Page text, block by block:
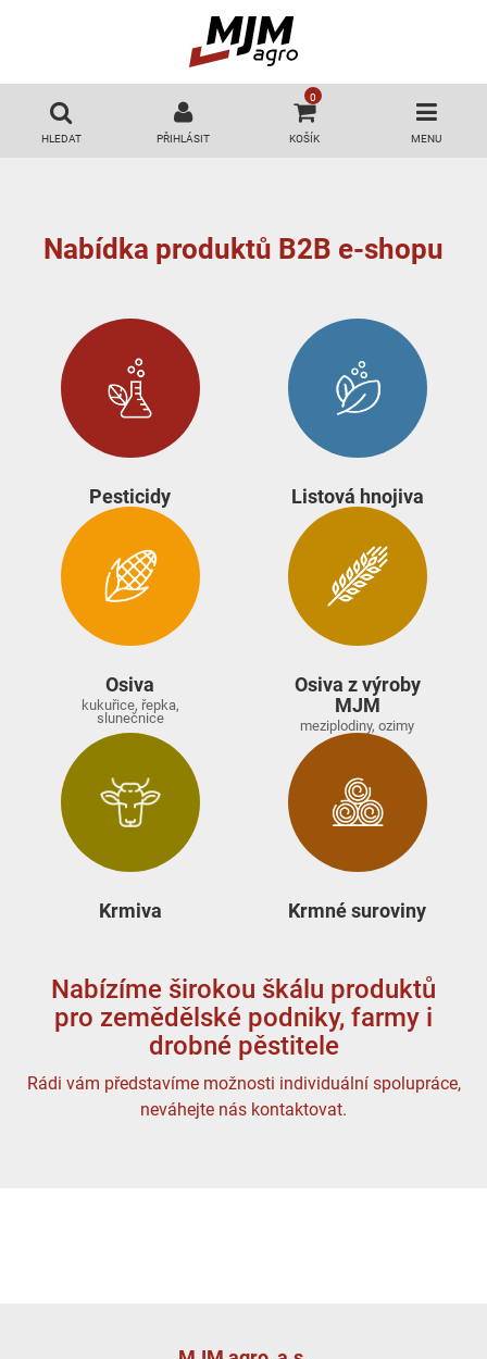
HLEDAT PŘIHLÁSIT
0
KOŠÍK MENU
E-mail:
Zapomenuté heslo
Nabídka produktů B2B e-shopu
Pesticidy Listová hnojiva
Osiva
kukuřice, řepka,
slunečnice
Osiva z výroby
MJM
meziplodiny, ozimy
Krmiva Krmné suroviny
Nabízíme širokou škálu produktů
pro zemědělské podniky, farmy i
drobné pěstitele
Rádi vám představíme možnosti individuální spolupráce,
neváhejte nás kontaktovat.